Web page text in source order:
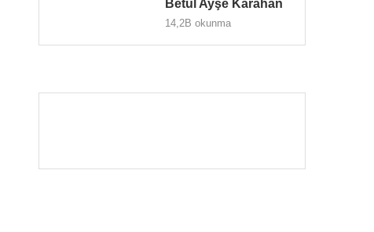
Betül Ayşe Karahan
14,2B okunma